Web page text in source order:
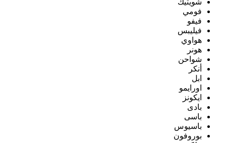
شويتيك
فومي
فيفو
فيليبس
هواوي
هونر
شواحن
أنكر
ابل
اورايمو
ايكونز
بادى
باسى
باسيوس
بوروفون